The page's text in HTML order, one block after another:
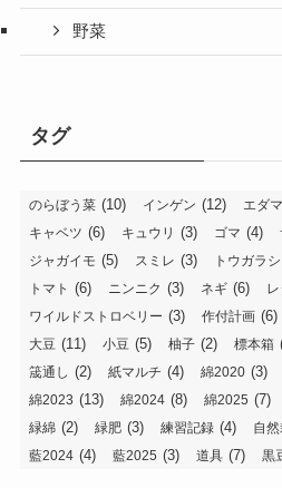
綿
藍
タグ
のらぼう菜 (10) インゲン (12) エダ
キャベツ (6) キュウリ(3) ゴマ (4)
ジャガイモ (5) スミレ(3) トウガラシ
トマト (6) ニンニク (3) ネギ(6)
ワイルドストロベリー(3) 作付計画 (6)
大豆 (11) 小豆(5) 柚子(2) 標本箱
筬通し(2) 紙マルチ (4) 綿2020 (3)